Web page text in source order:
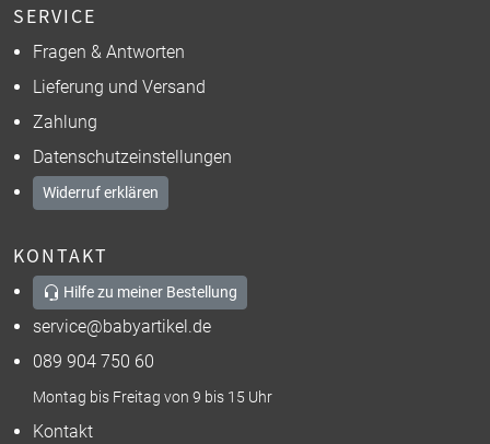
SERVICE
Fragen & Antworten
Lieferung und Versand
Zahlung
Datenschutzeinstellungen
Widerruf erklären
KONTAKT
Hilfe zu meiner Bestellung
service@babyartikel.de
089 904 750 60
Montag bis Freitag von 9 bis 15 Uhr
Kontakt